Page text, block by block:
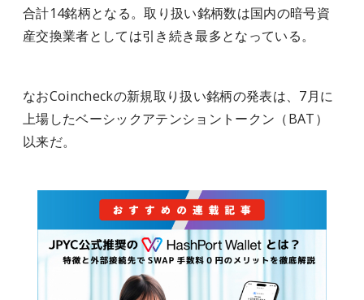
合計14銘柄となる。取り扱い銘柄数は国内の暗号資
産交換業者としては引き続き最多となっている。
なおCoincheckの新規取り扱い銘柄の発表は、7月に
上場したベーシックアテンショントークン（BAT）
以来だ。